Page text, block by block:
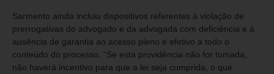
Sarmento ainda incluiu dispositivos referentes à violação de
prerrogativas do advogado e da advogada com deficiência e à
ausência de garantia ao acesso pleno e efetivo a todo o
conteúdo do processo. “Se esta providência não for tomada,
não haverá incentivo para que a lei seja cumprida, o que